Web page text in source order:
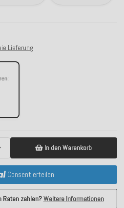
Lieferung
In den Warenkorb
Consent erteilen
Raten zahlen?Weitere Informationen